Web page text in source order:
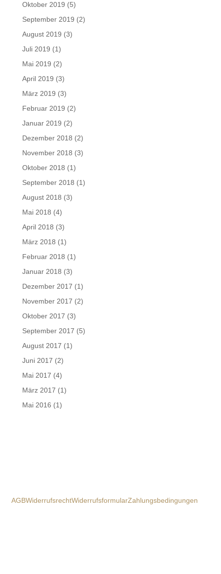
Oktober 2019 (5)
September 2019 (2)
August 2019 (3)
Juli 2019 (1)
Mai 2019 (2)
April 2019 (3)
März 2019 (3)
Februar 2019 (2)
Januar 2019 (2)
Dezember 2018 (2)
November 2018 (3)
Oktober 2018 (1)
September 2018 (1)
August 2018 (3)
Mai 2018 (4)
April 2018 (3)
März 2018 (1)
Februar 2018 (1)
Januar 2018 (3)
Dezember 2017 (1)
November 2017 (2)
Oktober 2017 (3)
September 2017 (5)
August 2017 (1)
Juni 2017 (2)
Mai 2017 (4)
März 2017 (1)
Mai 2016 (1)
AGBWiderrufsrechtWiderrufsformularZahlungsbedingungen